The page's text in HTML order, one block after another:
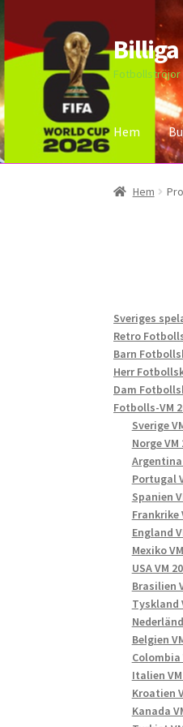
Hoppa
till
navigering
Hoppa
till
innehåll
Fotbollströjor
Hem
Hem Bloggar
Hem
Sveriges
Retro
Barn
Herr
Dam
Fotbolls-VM
Sverige
Norge VM
Argentina
Portugal
Spanien
Frankrike
England
Mexiko
USA VM
Brasilien
Tyskland
Belgien
Colombia
Italien
Kroatien
Kanada